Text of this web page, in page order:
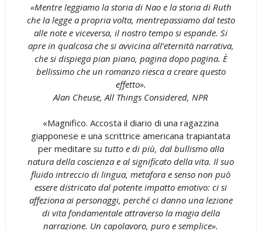
«Mentre leggiamo la storia di Nao e la storia di Ruth
che la legge a propria volta, mentrepassiamo dal testo
alle note e viceversa, il nostro tempo si espande. Si
apre in qualcosa che si avvicina all’eternità narrativa,
che si dispiega pian piano, pagina dopo pagina. È
bellissimo che un romanzo riesca a creare questo
effetto».
Alan Cheuse, All Things Considered, NPR
«Magnifico. Accosta il diario di una ragazzina
giapponese e una scrittrice americana trapiantata
per meditare su tutto e di più, dal bullismo alla
natura della coscienza e al significato della vita. Il suo
fluido intreccio di lingua, metafora e senso non può
essere districato dal potente impatto emotivo: ci si
affeziona ai personaggi, perché ci danno una lezione
di vita fondamentale attraverso la magia della
narrazione. Un capolavoro, puro e semplice».